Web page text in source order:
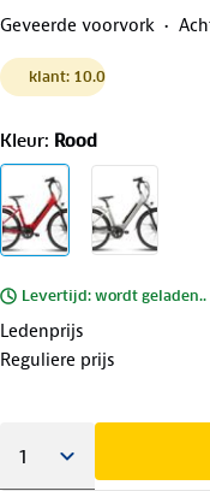
Geveerde voorvork
klant: 10.0
Kleur: Rood
Levertijd: wordt geladen..
Ledenprijs
Reguliere prijs